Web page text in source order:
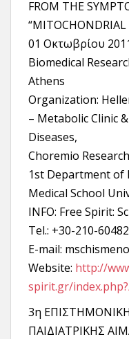
FROM THE
“MITOCHONDRIAL
01 Οκτωβρίου
Biomedical
Athens
Organization:
– Metabolic Clinic
Diseases,
Choremio
1st Department of
Medical School
INFO: Free Spirit:
Tel.: +30-210-
E-mail:
Website: http://
spirit.gr/
3η
ΠΑΙΔΙΑΤΡΙΚΗΣ